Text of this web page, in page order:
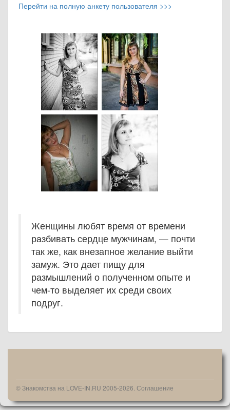
Перейти на полную анкету пользователя >>>
Женщины любят время от времени
разбивать сердце мужчинам, — почти
так же, как внезапное желание выйти
замуж. Это дает пищу для
размышлений о полученном опыте и
чем-то выделяет их среди своих
подруг.
© Знакомства на LOVE-IN.RU 2005-2026. Соглашение